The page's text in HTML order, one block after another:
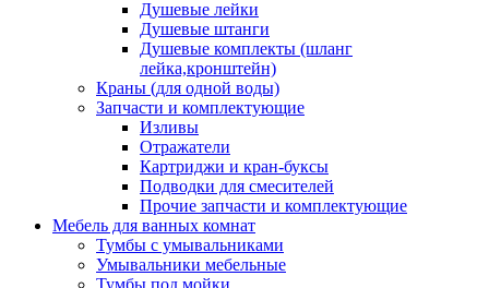
Душевые лейки
Душевые штанги
Душевые комплекты (шланг
лейка,кронштейн)
Краны (для одной воды)
Запчасти и комплектующие
Изливы
Отражатели
Картриджи и кран-буксы
Подводки для смесителей
Прочие запчасти и комплектующие
Мебель для ванных комнат
Тумбы с умывальниками
Умывальники мебельные
Тумбы под мойки